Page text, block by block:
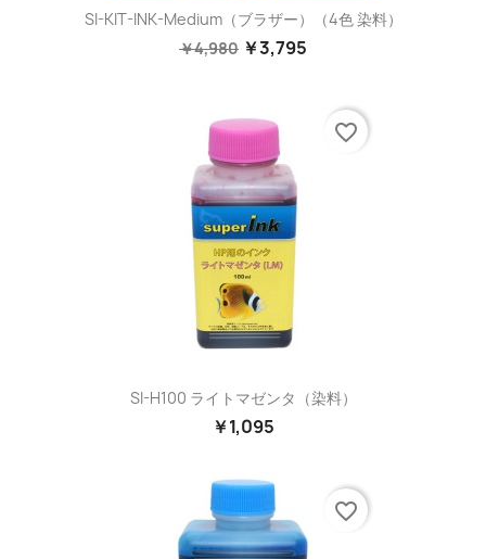
SI-KIT-INK-Medium（ブラザー）（4色 染料）
￥4,980 ￥3,795
SI-H100 ライトマゼンタ（染料）
￥1,095
favorite_border
favorite_border